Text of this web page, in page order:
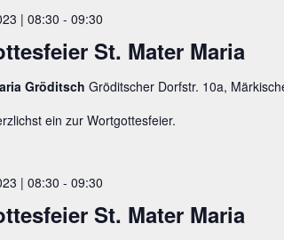
St. Mater Maria
| 08:30 - 09:30
Gröditsch Gröditscher Dorfstr. 10a,
ein zur Wortgottesfeier.
St. Mater Maria
| 08:30 - 09:30